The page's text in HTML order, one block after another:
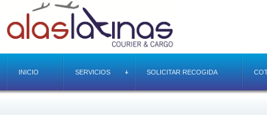
INICIO SERVICIOS SOLICITAR RECOGIDA